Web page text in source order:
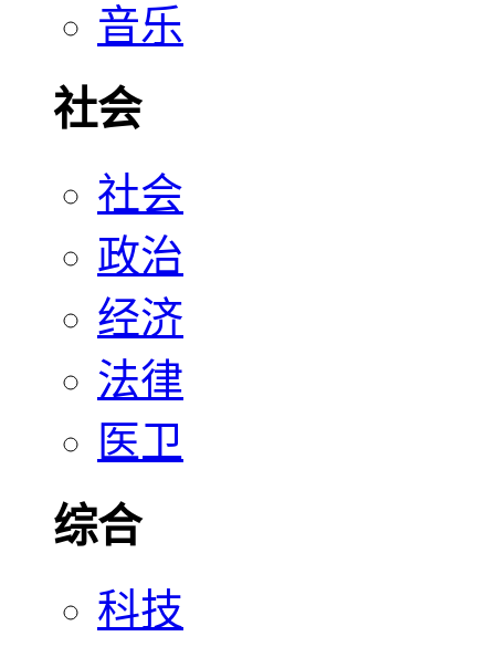
音乐
社会
社会
政治
经济
法律
医卫
综合
科技